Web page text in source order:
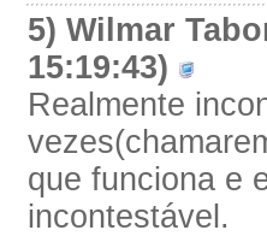
5) Wilmar
15:19:43)
Realmente
que funciona e
incontestável.